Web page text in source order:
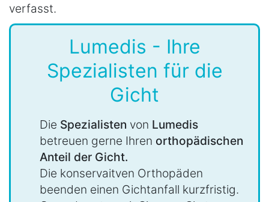
verfasst.
Lumedis - Ihre
Spezialisten für die
Gicht
Die Spezialisten von Lumedis
betreuen gerne Ihren orthopädischen
Anteil der Gicht.
Die konservaitven Orthopäden
beenden einen Gichtanfall kurzfristig.